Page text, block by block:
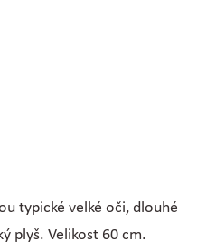
typické velké oči, dlouhé
plyš. Velikost 60 cm.